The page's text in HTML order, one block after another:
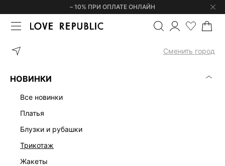
– 10% ПРИ ОПЛАТЕ ОНЛАЙН
Сменить город
НОВИНКИ
все новинки
платья
блузки и рубашки
трикотаж
жакеты
ГЛАВНАЯ БОДИ С КРУЖЕВОМ